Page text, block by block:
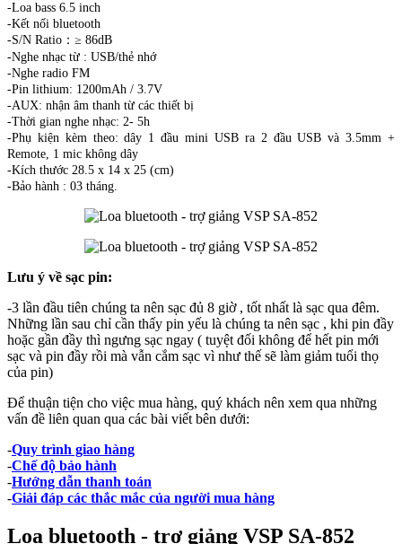
-Loa bass 6.5 inch
-Kết nối bluetooth
-S/N Ratio：≥ 86dB
-Nghe nhạc từ : USB/thẻ nhớ
-Nghe radio FM
-Pin lithium: 1200mAh / 3.7V
-AUX: nhận âm thanh từ các thiết bị
-Thời gian nghe nhạc: 2- 5h
-Phụ kiện kèm theo: dây 1 đầu mini USB ra 2 đầu USB và 3.5mm +
Remote, 1 mic không dây
-Kích thước 28.5 x 14 x 25 (cm)
-Bảo hành : 03 tháng.
Lưu ý về sạc pin:
-3 lần đầu tiên chúng ta nên sạc đủ 8 giờ , tốt nhất là sạc qua đêm.
Những lần sau chỉ cần thấy pin yếu là chúng ta nên sạc , khi pin đầy
hoặc gần đầy thì ngưng sạc ngay ( tuyệt đối không để hết pin mới
sạc và pin đầy rồi mà vẫn cắm sạc vì như thế sẽ làm giảm tuổi thọ
của pin)
Để thuận tiện cho việc mua hàng, quý khách nên xem qua những
vấn đề liên quan qua các bài viết bên dưới:
-Quy trình giao hàng
-Chế độ bảo hành
-Hướng dẫn thanh toán
-Giải đáp các thắc mắc của người mua hàng
Loa bluetooth - trợ giảng VSP SA-852